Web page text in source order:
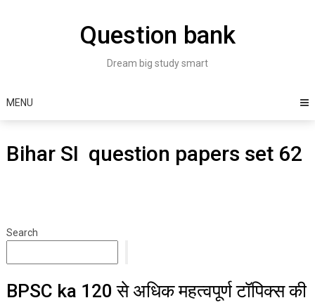
Question bank
Dream big study smart
MENU
Bihar SI question papers set 62
Search
BPSC ka 120 से अधिक महत्वपूर्ण टॉपिक्स की